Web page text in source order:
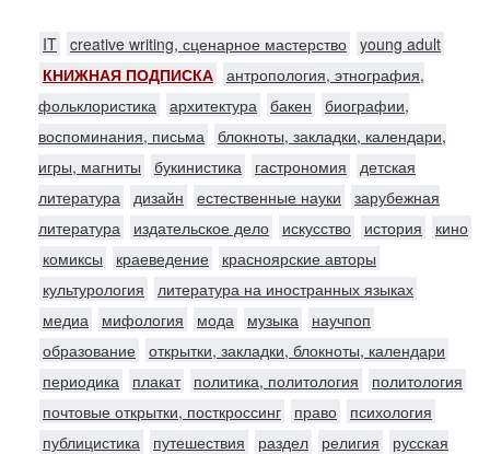
IT creative writing, сценарное мастерство young adult
КНИЖНАЯ ПОДПИСКА антропология, этнография,
фольклористика архитектура бакен
биографии,
воспоминания, письма блокноты, закладки, календари,
игры, магниты
букинистика гастрономия
детская
литература дизайн естественные науки
зарубежная
литература
издательское дело искусство история
кино
комиксы
краеведение
красноярские авторы
культурология
литература на иностранных языках
медиа
мифология мода музыка
научпоп
образование открытки, закладки, блокноты, календари
периодика
плакат политика, политология
политология
почтовые открытки, посткроссинг
право
психология
публицистика
путешествия раздел религия
русская